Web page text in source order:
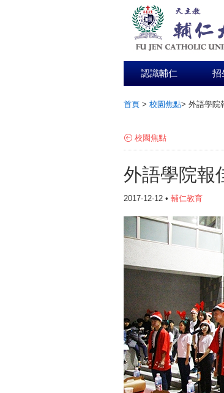
認識輔仁 招
首頁 > 校園焦點> 外語學院
校園焦點
外語學院
2017-12-12 • 輔仁教育